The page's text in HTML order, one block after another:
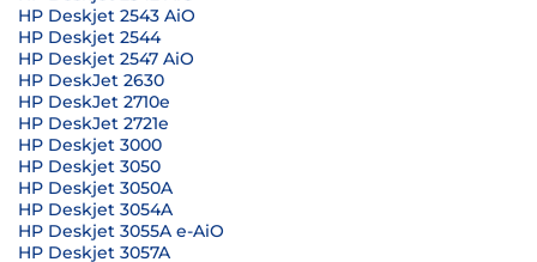
HP Deskjet 2543 AiO
HP Deskjet 2544
HP Deskjet 2547 AiO
HP DeskJet 2630
HP DeskJet 2710e
HP DeskJet 2721e
HP Deskjet 3000
HP Deskjet 3050
HP Deskjet 3050A
HP Deskjet 3054A
HP Deskjet 3055A e-AiO
HP Deskjet 3057A